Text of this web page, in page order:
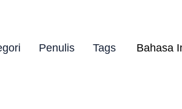
Penulis Tags